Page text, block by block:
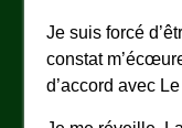
Je suis forcé
constat
d’accord avec